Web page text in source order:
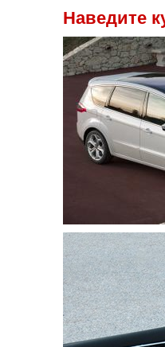
Наведите